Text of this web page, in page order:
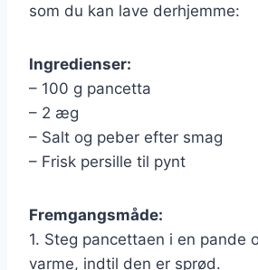
som du kan lave derhjemme:
Ingredienser:
– 100 g pancetta
– 2 æg
– Salt og peber efter smag
– Frisk persille til pynt
Fremgangsmåde:
1. Steg pancettaen i en pande
varme, indtil den er sprød.